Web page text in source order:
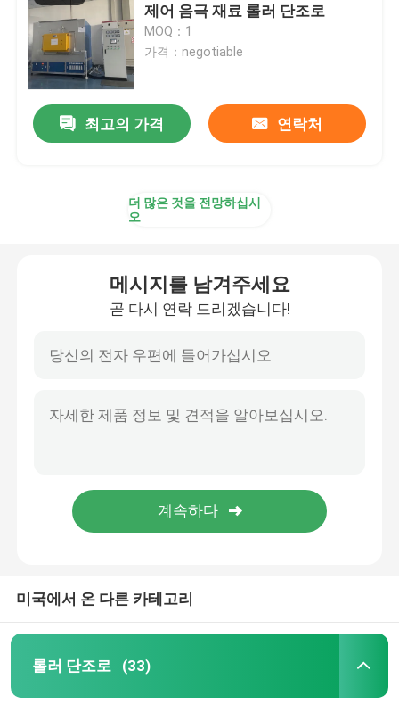
제어 음극 재료 롤러 단조로
MOQ：1
가격：negotiable
최고의 가격 연락처
더 많은 것을 전망하십시
오
메시지를 남겨주세요
곧 다시 연락 드리겠습니다!
미국에서 온 다른 카테고리
롤러 단조로 (33)